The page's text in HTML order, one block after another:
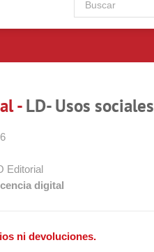
-LD- Usos sociales
Editorial
digital
ni devoluciones.